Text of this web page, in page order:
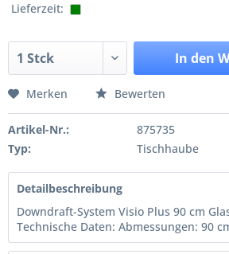
Lieferzeit:
In den
Merken Bewerten
Artikel-Nr.:
875735
Typ:
Tischhaube
Detailbeschreibung
Downdraft-System Visio Plus 90 cm
Technische Daten: Abmessungen: 90